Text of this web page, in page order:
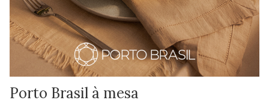
Porto Brasil à mesa